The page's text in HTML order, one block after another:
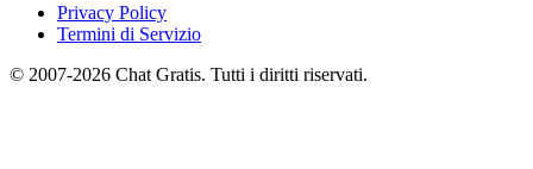
Privacy Policy
Termini di Servizio
© 2007-2026 Chat Gratis. Tutti i diritti riservati.